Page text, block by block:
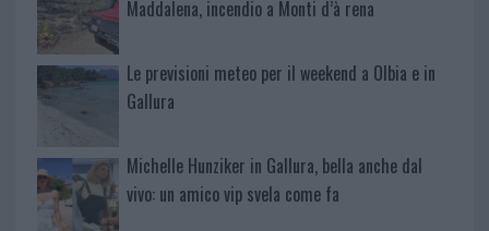
Maddalena, incendio a Monti d’à rena
Le previsioni meteo per il weekend a Olbia e in
Gallura
Michelle Hunziker in Gallura, bella anche dal
vivo: un amico vip svela come fa